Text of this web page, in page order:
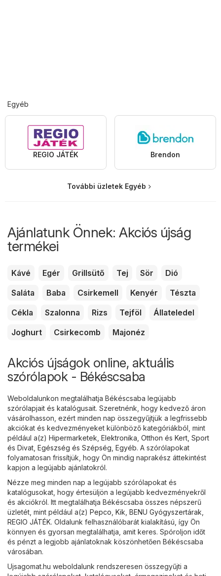
Egyéb
REGIO JÁTÉK Brendon
További üzletek Egyéb
Ajánlatunk Önnek: Akciós újság
termékei
Kávé Egér Grillsütő Tej Sör
Dió
Saláta
Baba Csirkemell Kenyér
Tészta
Cékla
Szalonna Rizs Tejföl
Állateledel
Joghurt
Csirkecomb Majonéz
Akciós újságok online, aktuális
szórólapok - Békéscsaba
Weboldalunkon megtalálhatja Békéscsaba legújabb
szórólapjait és katalógusait. Szeretnénk, hogy kedvező áron
vásárolhasson, ezért minden nap összegyűjtjük a legfrissebb
akciókat és kedvezményeket különböző kategóriákból, mint
például a(z) Hipermarketek Elektronika Otthon és Kert Sport
és Divat Egészség és Szépség Egyéb. A szórólapokat
folyamatosan frissítjük, hogy Ön mindig naprakész áttekintést
kapjon a legújabb ajánlatokról.
Nézze meg minden nap a legújabb szórólapokat és
katalógusokat, hogy értesüljön a legújabb kedvezményekről
és akciókról. Itt megtalálhatja Békéscsaba összes népszerű
üzletét, mint például a(z) Pepco Kik BENU Gyógyszertárak
REGIO JÁTÉK. Oldalunk felhasználóbarát kialakítású, így Ön
könnyen és gyorsan megtalálhatja, amit keres. Spóroljon időt
és pénzt a legjobb ajánlatoknak köszönhetően Békéscsaba
városában.
Ujsagomat.hu weboldalunk rendszeresen összegyűjti a